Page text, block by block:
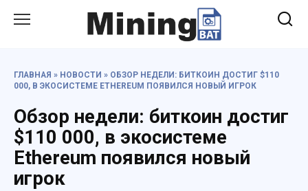
ГЛАВНАЯ » НОВОСТИ » ОБЗОР НЕДЕЛИ: БИТКОИН ДОСТИГ $110
000, В ЭКОСИСТЕМЕ ETHEREUM ПОЯВИЛСЯ НОВЫЙ ИГРОК
Обзор недели: биткоин достиг
$110 000, в экосистеме
Ethereum появился новый
игрок